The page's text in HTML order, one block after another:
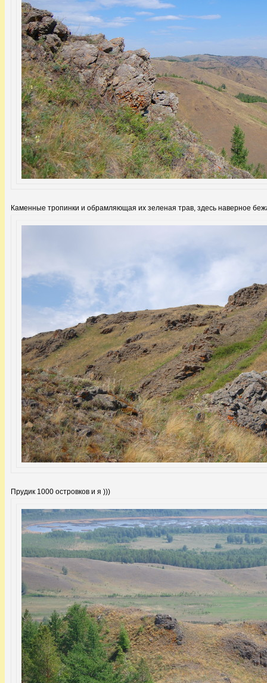
Каменные тропинки и обрамляющая их зеленая трав, здесь наверное
Прудик 1000 островков и я )))